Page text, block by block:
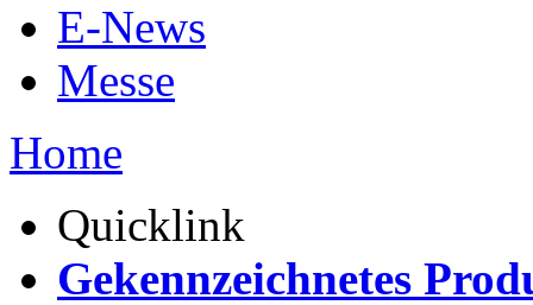
E-News
Messe
Home
Quicklink
Gekennzeichnetes